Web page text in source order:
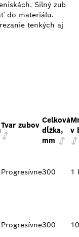
Silný zub
do materiálu.
tenkých aj
Tvar zubov
Celková
dĺžka,
mm
v
Progresívne300 1
Progresívne300